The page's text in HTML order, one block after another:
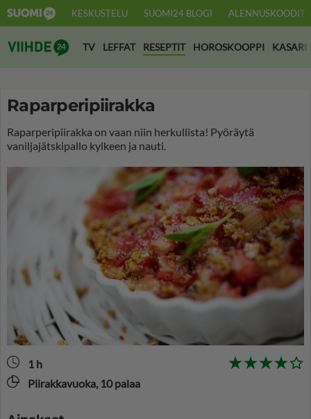
KESKUSTELU SUOMI24 BLOGI ALENNUSKOODIT
Suomi24 Viihde
TV LEFFAT RESEPTIT HOROSKOOPPI KASARI
Raparperipiirakka
Raparperipiirakka on vaan niin herkullista! Pyöräytä
vaniljajätskipallo kylkeen ja nauti.
1 h
Piirakkavuoka, 10 palaa